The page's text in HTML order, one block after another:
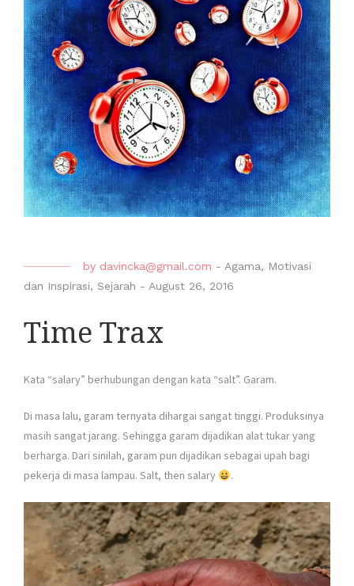
by davincka@gmail.com - Agama, Motivasi
dan Inspirasi, Sejarah - August 26, 2016
Time Trax
Kata “salary” berhubungan dengan kata “salt”. Garam.
Di masa lalu, garam ternyata dihargai sangat tinggi. Produksinya
masih sangat jarang. Sehingga garam dijadikan alat tukar yang
berharga. Dari sinilah, garam pun dijadikan sebagai upah bagi
pekerja di masa lampau. Salt, then salary
.